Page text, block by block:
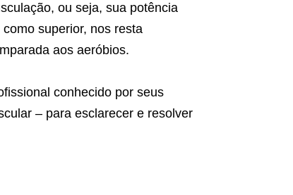
ou seja, sua potência
superior, nos resta
aos aeróbios.
conhecido por seus
– para esclarecer e resolver